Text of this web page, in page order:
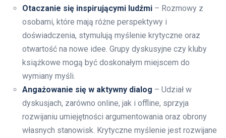
Otaczanie się inspirującymi ludźmi – Rozmowy z
osobami, które mają różne perspektywy i
doświadczenia, stymulują myślenie krytyczne oraz
otwartość na nowe idee. Grupy dyskusyjne czy kluby
książkowe mogą być doskonałym miejscem do
wymiany myśli.
Angażowanie się w aktywny dialog – Udział w
dyskusjach, zarówno online, jak i offline, sprzyja
rozwijaniu umiejętności argumentowania oraz obrony
własnych stanowisk. Krytyczne myślenie jest rozwijane